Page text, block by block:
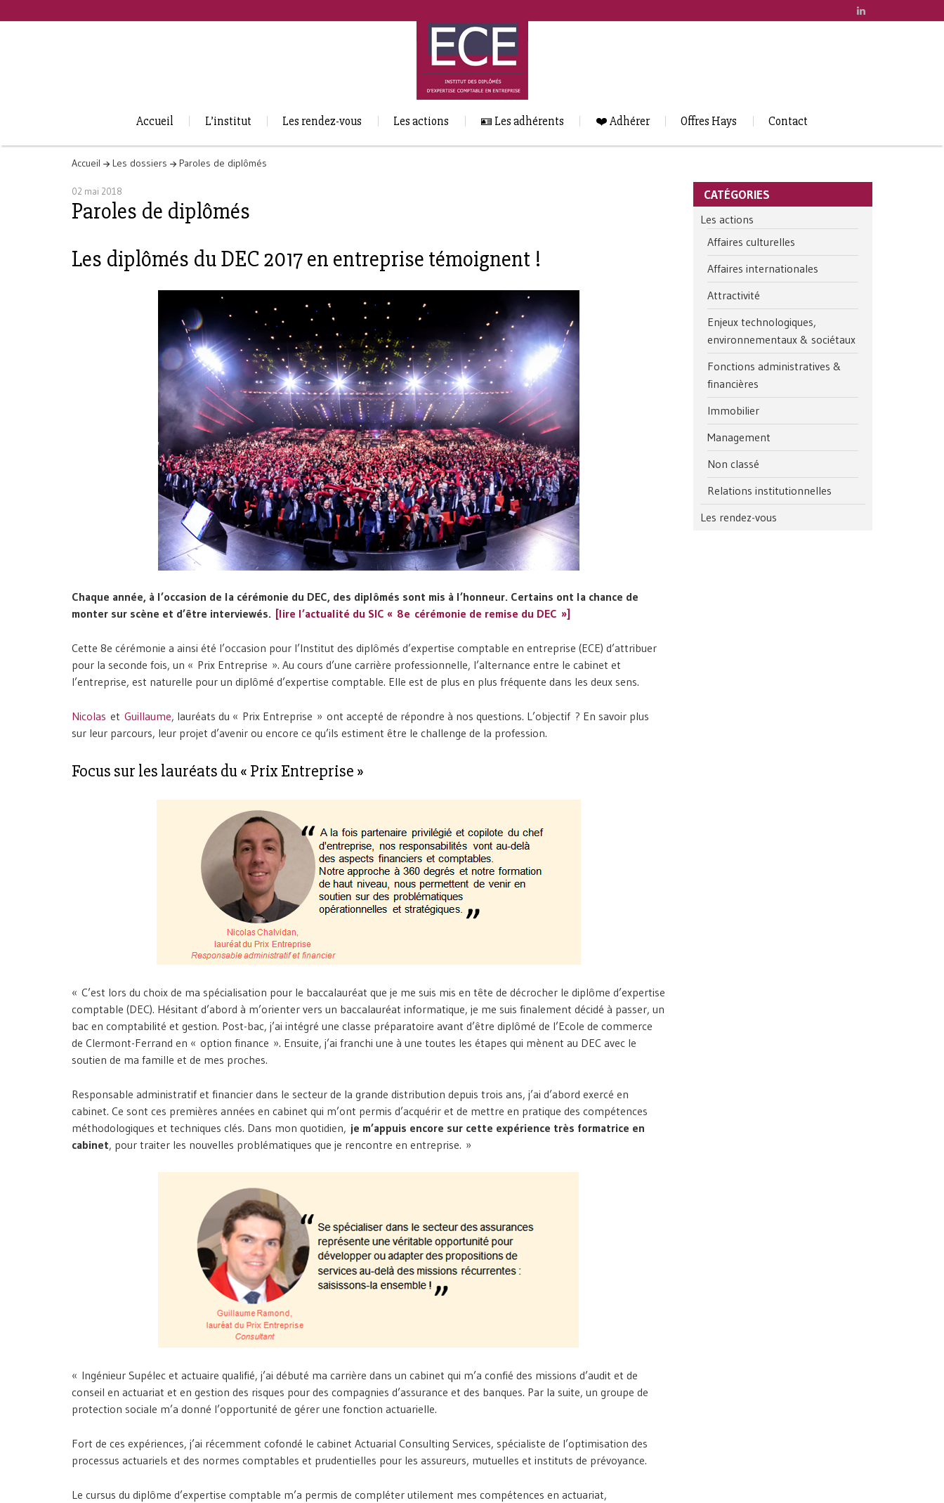
Accueil L’institut Les rendez-vous Les actions 🪪 Les adhérents ❤️ Adhérer Offres Hays Contact
Accueil Les dossiers Paroles de diplômés
02 mai 2018
Paroles de diplômés
Les diplômés du DEC 2017 en entreprise témoignent !
Chaque année, à l’occasion de la cérémonie du DEC, des diplômés sont mis à l’honneur. Certains ont la chance de
monter sur scène et d’être interviewés. [lire l’actualité du SIC « 8e cérémonie de remise du DEC »]
Cette 8e cérémonie a ainsi été l’occasion pour l’Institut des diplômés d’expertise comptable en entreprise (ECE) d’attribuer
pour la seconde fois, un « Prix Entreprise ». Au cours d’une carrière professionnelle, l’alternance entre le cabinet et
l’entreprise, est naturelle pour un diplômé d’expertise comptable. Elle est de plus en plus fréquente dans les deux sens.
Nicolas et Guillaume, lauréats du « Prix Entreprise » ont accepté de répondre à nos questions. L’objectif ? En savoir plus
sur leur parcours, leur projet d’avenir ou encore ce qu’ils estiment être le challenge de la profession.
Focus sur les lauréats du « Prix Entreprise »
« C’est lors du choix de ma spécialisation pour le baccalauréat que je me suis mis en tête de décrocher le diplôme d’expertise
comptable (DEC). Hésitant d’abord à m’orienter vers un baccalauréat informatique, je me suis finalement décidé à passer, un
bac en comptabilité et gestion. Post-bac, j’ai intégré une classe préparatoire avant d’être diplômé de l’Ecole de commerce
de Clermont-Ferrand en « option finance ». Ensuite, j’ai franchi une à une toutes les étapes qui mènent au DEC avec le
soutien de ma famille et de mes proches.
Responsable administratif et financier dans le secteur de la grande distribution depuis trois ans, j’ai d’abord exercé en
cabinet. Ce sont ces premières années en cabinet qui m’ont permis d’acquérir et de mettre en pratique des compétences
méthodologiques et techniques clés. Dans mon quotidien, je m’appuis encore sur cette expérience très formatrice en
cabinet, pour traiter les nouvelles problématiques que je rencontre en entreprise. »
« Ingénieur Supélec et actuaire qualifié, j’ai débuté ma carrière dans un cabinet qui m’a confié des missions d’audit et de
conseil en actuariat et en gestion des risques pour des compagnies d’assurance et des banques. Par la suite, un groupe de
protection sociale m’a donné l’opportunité de gérer une fonction actuarielle.
Fort de ces expériences, j’ai récemment cofondé le cabinet Actuarial Consulting Services, spécialiste de l’optimisation des
processus actuariels et des normes comptables et prudentielles pour les assureurs, mutuelles et instituts de prévoyance.
Le cursus du diplôme d’expertise comptable m’a permis de compléter utilement mes compétences en actuariat,
CATÉGORIES
Les actions
Affaires culturelles
Affaires internationales
Attractivité
Enjeux technologiques,
environnementaux & sociétaux
Fonctions administratives &
financières
Immobilier
Management
Non classé
Relations institutionnelles
Les rendez-vous